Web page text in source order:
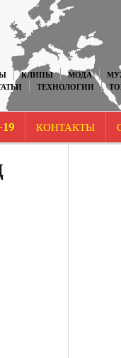
КЛИПЫ МОДА
ТЕХНОЛОГИИ
КОНТАКТЫ